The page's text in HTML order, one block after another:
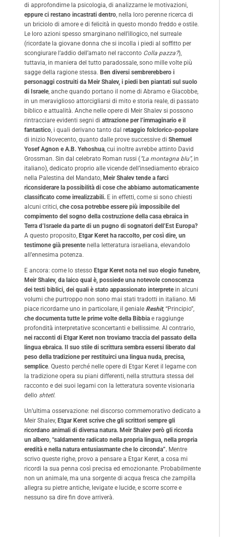
di approfondirne la psicologia, di analizzarne le motivazioni,
eppure ci restano incastrati dentro, nella loro perenne ricerca di
un briciolo di amore e di felicità in questo mondo freddo e ostile.
Le loro azioni spesso smarginano nell’illogico, nel surreale
(ricordate la giovane donna che si incolla i piedi al soffitto per
scongiurare l’addio dell’amato nel racconto Colla pazza?),
tuttavia, in maniera del tutto paradossale, sono mille volte più
sagge della ragione stessa. Ben diversi sembrerebbero i
personaggi costruiti da Meir Shalev, i piedi ben piantati sul suolo
di Israele, anche quando portano il nome di Abramo e Giacobbe,
in un meraviglioso attorcigliarsi di mito e storia reale, di passato
biblico e attualità. Anche nelle opere di Meir Shalev si possono
rintracciare evidenti segni di attrazione per l’immaginario e il
fantastico, i quali derivano tanto dal retaggio folclorico-popolare
di inizio Novecento, quanto dalle prove successive di Shemuel
Yosef Agnon e A.B. Yehoshua, cui inoltre avrebbe attinto David
Grossman. Sin dal celebrato Roman russi (“La montagna blu”, in
italiano), dedicato proprio alle vicende dell’insediamento ebraico
nella Palestina del Mandato, Meir Shalev tende a farci
riconsiderare la possibilità di cose che abbiamo automaticamente
classificato come irrealizzabili. E in effetti, come si sono chiesti
alcuni critici, che cosa potrebbe essere più impossibile del
compimento del sogno della costruzione della casa ebraica in
Terra d’Israele da parte di un pugno di sognatori dell’Est Europa?
A questo proposito, Etgar Keret ha raccolto, per così dire, un
testimone già presentenella letteratura israeliana, elevandolo
all’ennesima potenza.
E ancora: come lo stesso Etgar Keret nota nel suo elogio funebre,
Meir Shalev, da laico qual è, possiede una notevole conoscenza
dei testi biblici, dei quali è stato appassionato interpretein alcuni
volumi che purtroppo non sono mai stati tradotti in italiano. Mi
piace ricordarne uno in particolare, il geniale Reshit, “Principio”,
che documenta tutte le prime volte della Bibbia e raggiunge
profondità interpretative sconcertanti e bellissime. Al contrario,
nei racconti di Etgar Keret non troviamo traccia del passato della
lingua ebraica. Il suo stile di scrittura sembra essersi liberato dal
peso della tradizione per restituirci una lingua nuda, precisa,
semplice. Questo perché nelle opere di Etgar Keret il legame con
la tradizione opera su piani differenti, nella struttura stessa del
racconto e dei suoi legami con la letteratura sovente visionaria
dello shtetl.
Un’ultima osservazione: nel discorso commemorativo dedicato a
Meir Shalev, Etgar Keret scrive che gli scrittori sempre gli
ricordano animali di diversa natura. Meir Shalev però gli ricorda
un albero, “saldamente radicato nella propria lingua, nella propria
eredità e nella natura entusiasmante che lo circonda”. Mentre
scrivo queste righe, provo a pensare a Etgar Keret, a cosa mi
ricordi la sua penna così precisa ed emozionante. Probabilmente
non un animale, ma una sorgente di acqua fresca che zampilla
allegra su pietre antiche, levigate e lucide, e scorre scorre e
nessuno sa dire fin dove arriverà.